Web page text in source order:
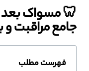
🦷 مسواک بعد
جامع مراقبت
فهرست مطلب